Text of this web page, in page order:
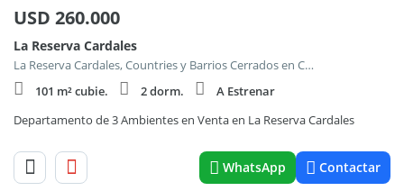
USD 260.000
La Reserva Cardales
La Reserva Cardales, Countries y Barrios Cerrados en Campana
101 m² cubie.
2 dorm.
A Estrenar
Departamento de 3 Ambientes en Venta en La Reserva Cardales
WhatsApp Contactar